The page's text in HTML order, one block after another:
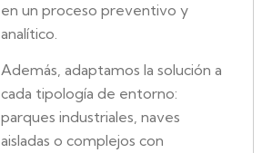
en un proceso preventivo y
analítico.
Además, adaptamos la solución a
cada tipología de entorno:
parques industriales, naves
aisladas o complejos con